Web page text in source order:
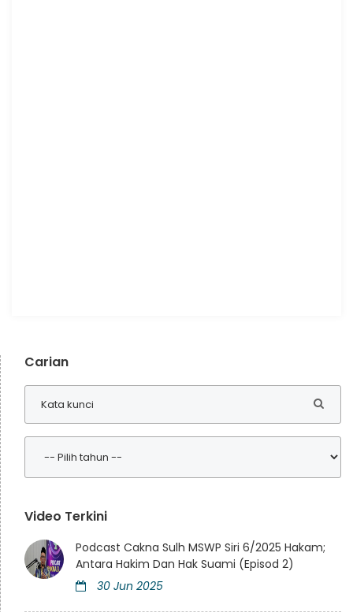
Carian
Video Terkini
Podcast Cakna Sulh MSWP Siri 6/2025 Hakam;
Antara Hakim Dan Hak Suami (Episod 2)
30 Jun 2025